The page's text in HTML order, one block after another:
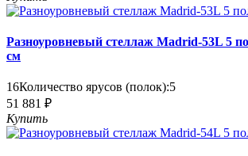
Разноуровневый стеллаж Madrid-53L 5
см
16Количество ярусов (полок):5
51 881 ₽
Купить